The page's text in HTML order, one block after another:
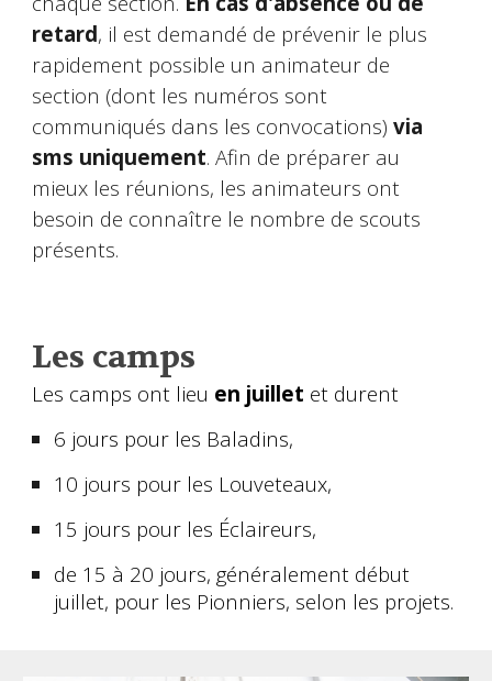
retard, il est demandé de prévenir le plus
rapidement possible un animateur de
section (dont les numéros sont
communiqués dans les convocations)via
sms uniquement. Afin de préparer au
mieux les réunions, les animateurs ont
besoin de connaître le nombre de scouts
présents.
Les camps
Les camps ont lieu en juillet et durent
6 jours pour les Baladins,
10 jours pour les Louveteaux,
15 jours pour les Éclaireurs,
de 15 à 20 jours, généralement début
juillet, pour les Pionniers, selon les projets.